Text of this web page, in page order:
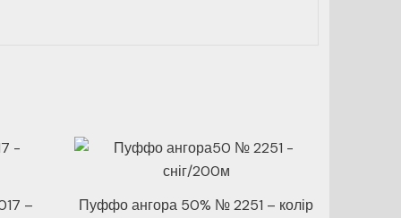
–
Пуффо ангора 50% № 2251 – колір